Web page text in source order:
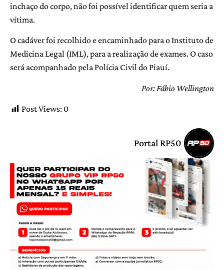
inchaço do corpo, não foi possível identificar quem seria a
vítima.
O cadáver foi recolhido e encaminhado para o Instituto de
Medicina Legal (IML), para a realização de exames. O caso
será acompanhado pela Polícia Civil do Piauí.
Por: Fábio Wellington
Post Views: 0
Portal RP50